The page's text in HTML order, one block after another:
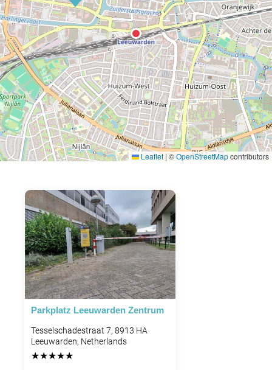
Leaflet |©OpenStreetMapcontributors
Parkplatz Leeuwarden Zentrum
Tesselschadestraat 7, 8913 HA
Leeuwarden, Netherlands
★★★★★